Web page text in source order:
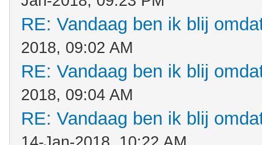
RE: Vandaag ben ik blij
2018, 09:02 AM
RE: Vandaag ben ik blij
2018, 09:04 AM
RE: Vandaag ben ik blij